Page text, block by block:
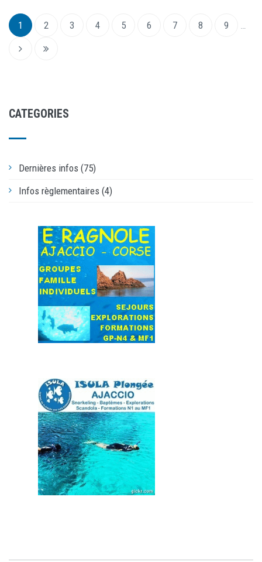
1 2 3 4 5 6 7 8 9
CATEGORIES
Dernières infos (75)
Infos règlementaires (4)